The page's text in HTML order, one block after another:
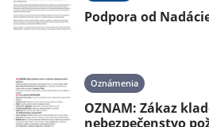
Podpora od
Oznámenia
OZNAM: Zákaz
nebezpečenstvo